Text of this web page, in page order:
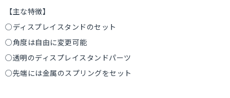
【主な特徴】
○ディスプレイスタンドのセット
○角度は自由に変更可能
○透明のディスプレイスタンドパーツ
○先端には金属のスプリングをセット